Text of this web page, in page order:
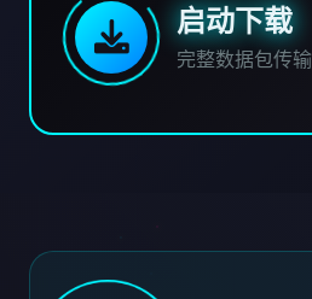
启动下载
完整数据包传输